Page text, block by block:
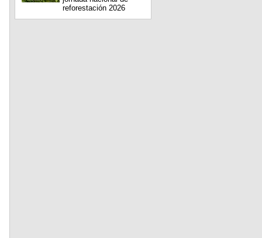
reforestación 2026